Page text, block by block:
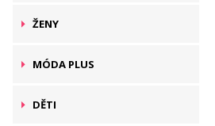
ŽENY
MÓDA PLUS
DĚTI